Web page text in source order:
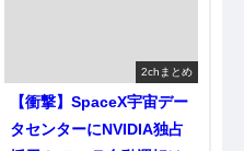
2chまとめ
【衝撃】SpaceX宇宙デー
タセンターにNVIDIA独占